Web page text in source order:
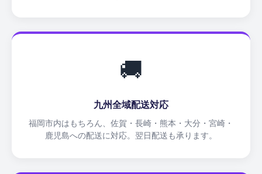
🚚
九州全域配送対応
福岡市内はもちろん、佐賀・長崎・熊本・大分・宮崎・
鹿児島への配送に対応。翌日配送も承ります。